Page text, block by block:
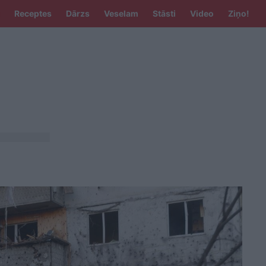
Receptes Dārzs Veselam Stāsti Video Ziņo!